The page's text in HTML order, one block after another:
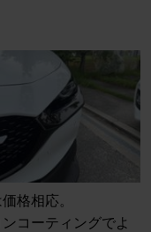
格相応。
コーティングでよ